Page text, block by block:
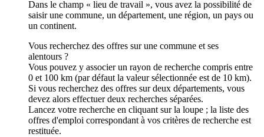
Dans le champ « lieu de travail », vous avez la possibilité de
saisir une commune, un département, une région, un pays ou
un continent.
Vous recherchez des offres sur une commune et ses
alentours ?
Vous pouvez y associer un rayon de recherche compris entre
0 et 100 km (par défaut la valeur sélectionnée est de 10 km).
Si vous recherchez des offres sur deux départements, vous
devez alors effectuer deux recherches séparées.
Lancez votre recherche en cliquant sur la loupe ; la liste des
offres d'emploi correspondant à vos critères de recherche est
restituée.